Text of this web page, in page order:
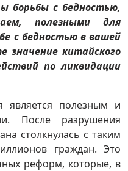
с бедностью,
полезными для
с бедностью в вашей
значение китайского
по ликвидации
является полезным и
После разрушения
столкнулась с таким
граждан. Это
реформ, которые, в